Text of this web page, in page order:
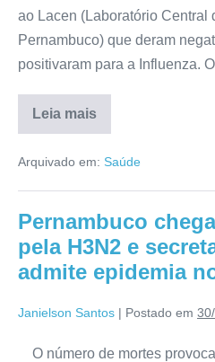
ao Lacen (Laboratório Central
Pernambuco) que deram
positivaram para a Influenza.
Leia mais
Arquivado em: Saúde
Pernambuco
pela H3N2 e
admite epidemia
Janielson Santos | Postado em
O número de mortes